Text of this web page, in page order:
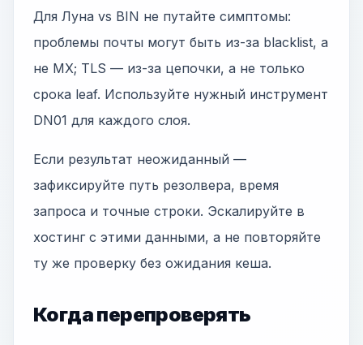
Для Луна vs BIN не путайте симптомы:
проблемы почты могут быть из-за blacklist, а
не MX; TLS — из-за цепочки, а не только
срока leaf. Используйте нужный инструмент
DN01 для каждого слоя.
Если результат неожиданный —
зафиксируйте путь резолвера, время
запроса и точные строки. Эскалируйте в
хостинг с этими данными, а не повторяйте
ту же проверку без ожидания кеша.
Когда перепроверять